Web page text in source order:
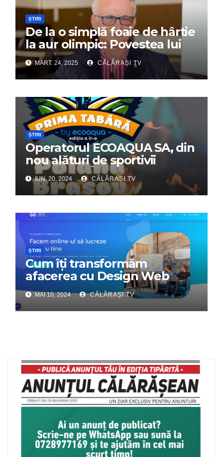
ȘTIRI
De la o simplă foaie de hârtie
la aur olimpic: Povestea lui
Dumitru Chirilă
MART. 24, 2025 CĂLĂRAȘI TV
ȘTIRI
Operatorul ECOAQUA SA, din
nou alături de sportivii
călărășeni. Începe „Prima
Tabără”!
IUN. 20, 2024 CĂLĂRAȘI TV
ȘTIRI
Cum îți transformăm
afacerea cu Design Web
Interactiv – Partenerul tău
digital de încredere
MAI 10, 2024 CĂLĂRAȘI TV